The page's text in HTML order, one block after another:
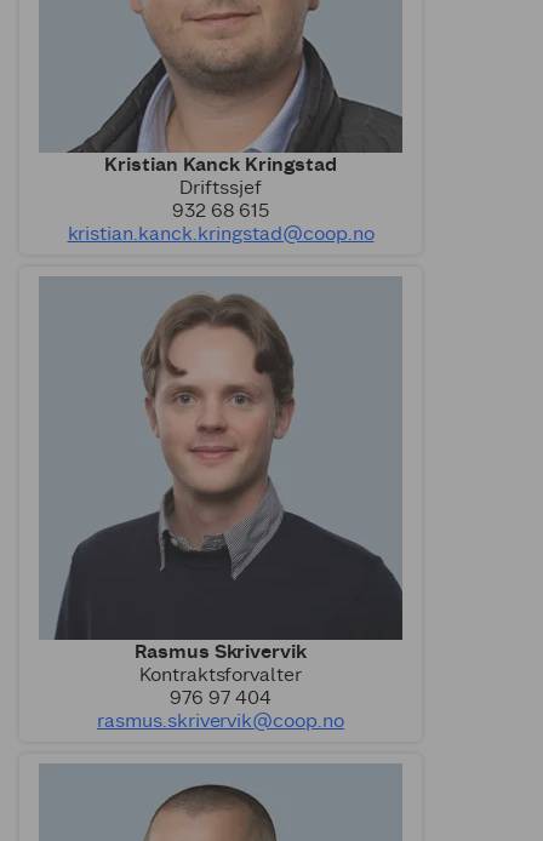
Kristian Kanck Kringstad
Driftssjef
932 68 615
kristian.kanck.kringstad@coop.no
Rasmus Skrivervik
Kontraktsforvalter
976 97 404
rasmus.skrivervik@coop.no